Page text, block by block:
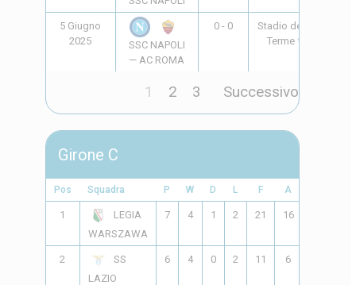
5 Giugno
2025
SSC NAPOLI
— AC ROMA
0 - 0
Stadio delle
Terme *
1 2 3 Successivo
Girone C
Pos Squadra P W D L F A
1
LEGIA
WARSZAWA
7 4 1 2 21 16
2
SS
LAZIO
6 4 0 2 11 6